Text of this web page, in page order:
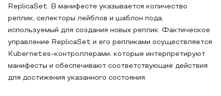
ReplicaSet. В манифесте указывается количество
реплик, селекторы лейблов и шаблон пода,
используемый для создания новых реплик. Фактическое
управление ReplicaSet и его репликами осуществляется
Kubernetes-контроллерами, которые интерпретируют
манифесты и обеспечивают соответствующие действия
для достижения указанного состояния.